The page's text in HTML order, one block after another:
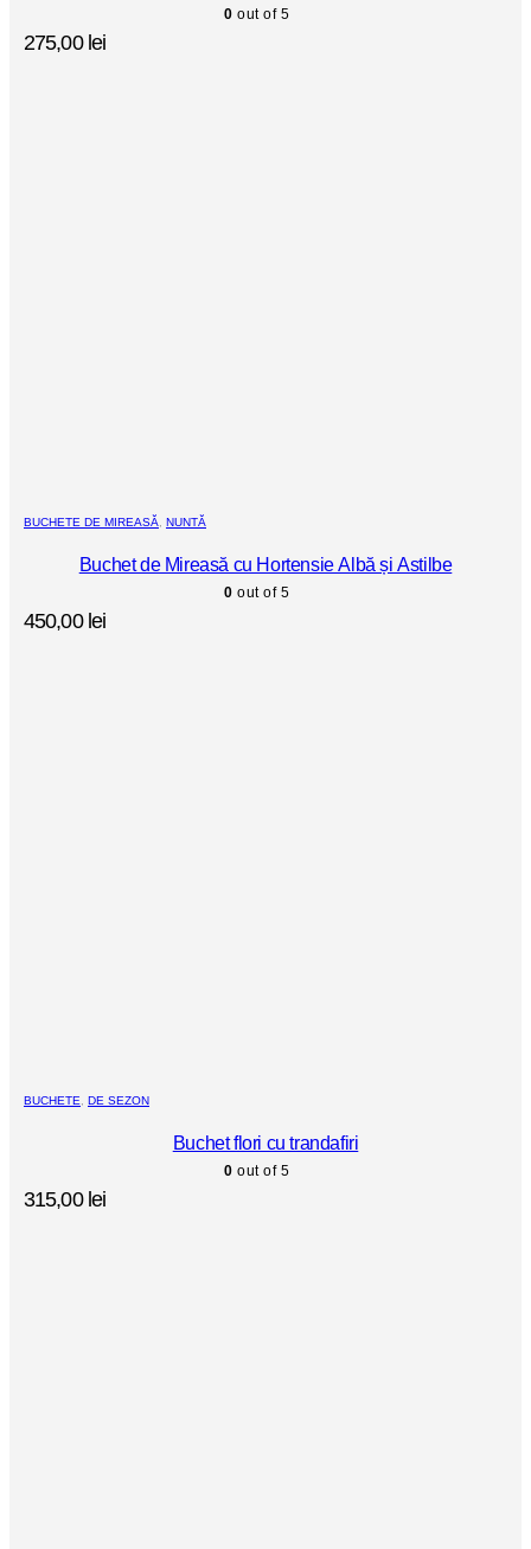
0 out of 5
275,00 lei
BUCHETE DE MIREASĂ NUNTĂ
Buchet de Mireasă cu Hortensie Albă și Astilbe
0 out of 5
450,00 lei
BUCHETE DE SEZON
Buchet flori cu trandafiri
0 out of 5
315,00 lei